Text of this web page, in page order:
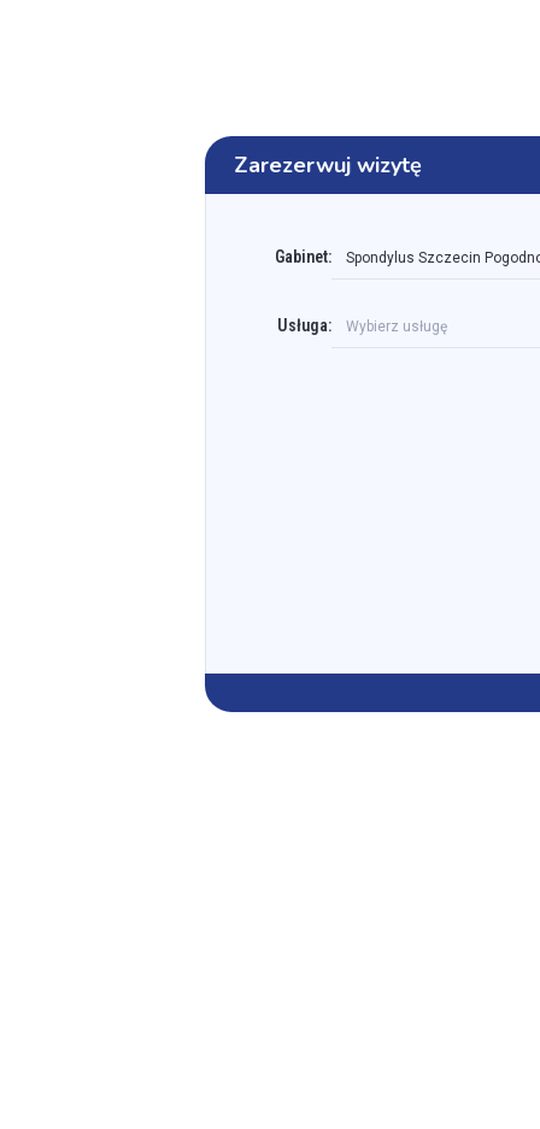
Zarezerwuj wizytę
Gabinet: Spondylus Szczecin
Usługa: Wybierz usługę